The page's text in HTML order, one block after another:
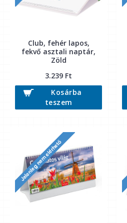
Club, fehér lapos,
fekvő asztali naptár,
Zöld
3.239 Ft
Kosárba
teszem